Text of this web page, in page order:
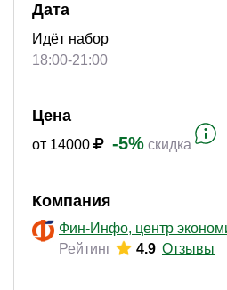
Дата
Идёт набор
18:00-21:00
Цена
от 14000 -5% скидка
Компания
Фин-Инфо, центр
Рейтинг
4.9 Отзывы